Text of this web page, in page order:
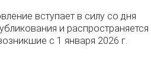
вступает в силу со дня
и распространяется
с 1 января 2026 г.